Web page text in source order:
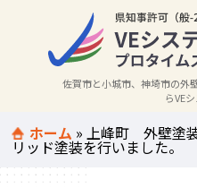
佐賀市と小城市、神埼市の外
らVE
ホーム »上峰町 外壁塗
リッド塗装を行いました。